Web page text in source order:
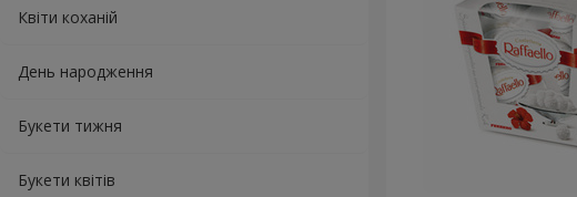
Квіти коханій
День народження
Букети тижня
Букети квітів